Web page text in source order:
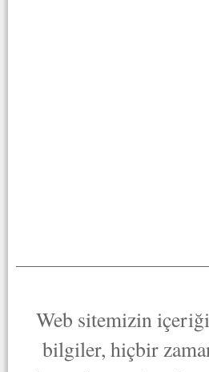
Web sitemizin
bilgiler, hiçbir